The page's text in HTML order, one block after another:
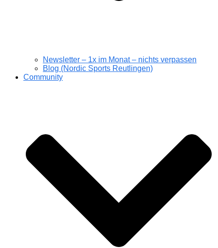
Newsletter – 1x im Monat – nichts verpassen
Blog (Nordic Sports Reutlingen)
Community